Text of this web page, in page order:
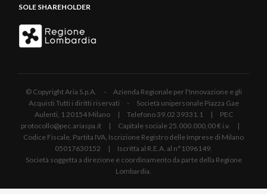
SOLE SHAREHOLDER
© Copyright Aria S.p.A. - Azienda Regionale per l'Innovazione e gli
Acquisti Tutti i diritti riservati - Società unipersonale Piazza Gae
Aulenti, 1 20154 Milano | Telefono 39.02 39331.1 | PEC
protocollo@pec.ariaspa.it | Capitale sociale 25.000.000,00 € i.v. |
Codice Fiscale, Partita IVA, Iscrizione Registro delle Imprese di Milano
05017630152 | Iscritta al R.E.A. al n°1096149.
Società soggetta a direzione e coordinamento da parte della Regione
Lombardia.